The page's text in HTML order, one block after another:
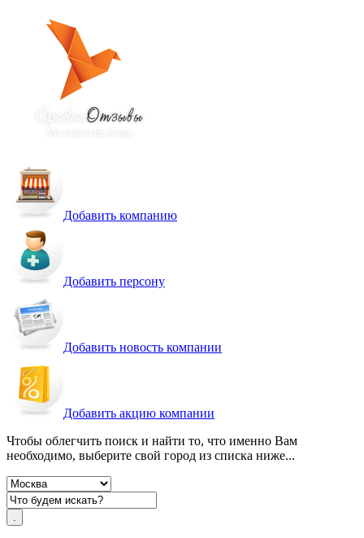
Добавить компанию
Добавить персону
Добавить новость компании
Добавить акцию компании
Чтобы облегчить поиск и найти то, что именно Вам
необходимо, выберите свой город из списка ниже...